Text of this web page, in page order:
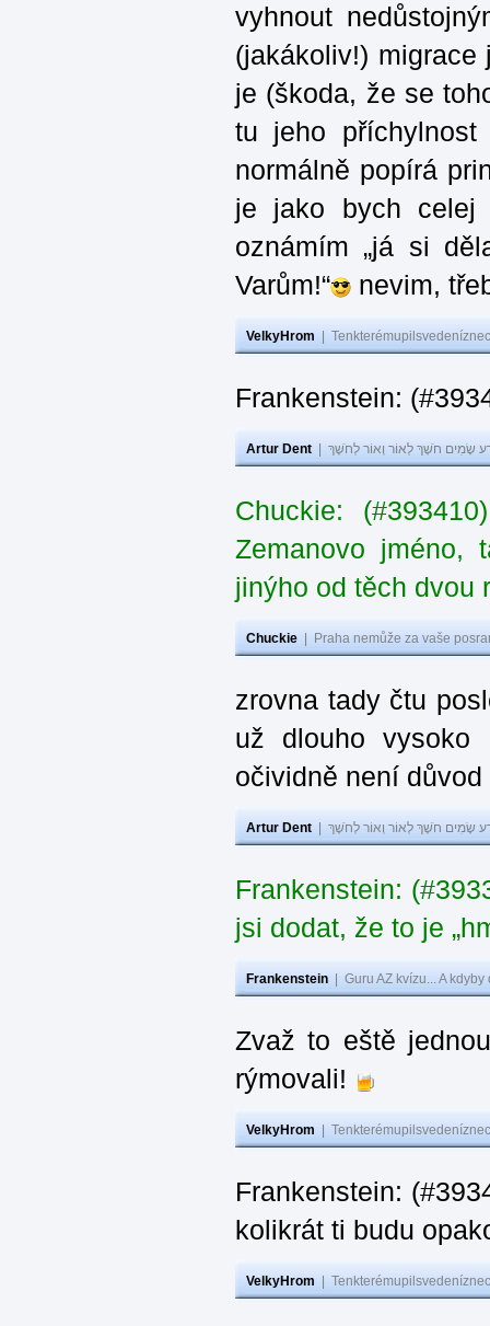
vyhnout
(jakákoliv!)
je (škoda, že se
tu jeho
normálně popírá
je jako bych celej
oznámím „já si
Varům!“
nevim,
VelkyHrom
Frankenstein:
Artur Dent שָׂמִים חֹשֶׁךְ לְאוֹר וְאוֹר לְחֹשֶׁךְ
Chuckie:
Zemanovo jméno,
jinýho od těch dvou
Chuckie Praha nemůže za vaše
zrovna tady čtu
už dlouho
očividně není
Artur Dent שָׂמִים חֹשֶׁךְ לְאוֹר וְאוֹר לְחֹשֶׁךְ
Frankenstein:
jsi dodat, že to je
Frankenstein Guru AZ kvízu... A
Zvaž to eště
rýmovali!
VelkyHrom
Frankenstein:
kolikrát ti budu
VelkyHrom